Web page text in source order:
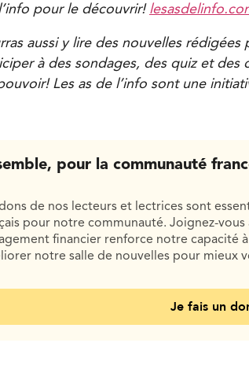
pour le découvrir!
aussi y lire des nouvelles
à des sondages, des quiz et des
Les as de l’info sont une
pour la communauté
de nos lecteurs et lectrices sont
pour notre communauté. Joignez-
financier renforce notre capacité
notre salle de nouvelles pour mieux
Je fais un